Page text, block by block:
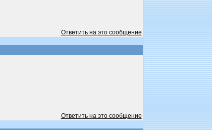
Ответить на это сообщение
Ответить на это сообщение